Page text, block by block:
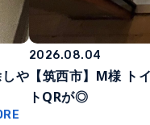
や
2026.08.04
【筑西市】M様 ト
トQRが◎